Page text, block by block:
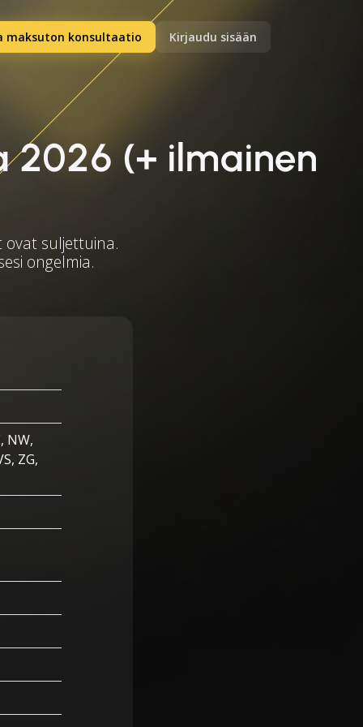
maksuton konsultaatio Kirjaudu sisään
2026 (+ ilmainen
ovat suljettuina.
ongelmia.
NW,
ZG,